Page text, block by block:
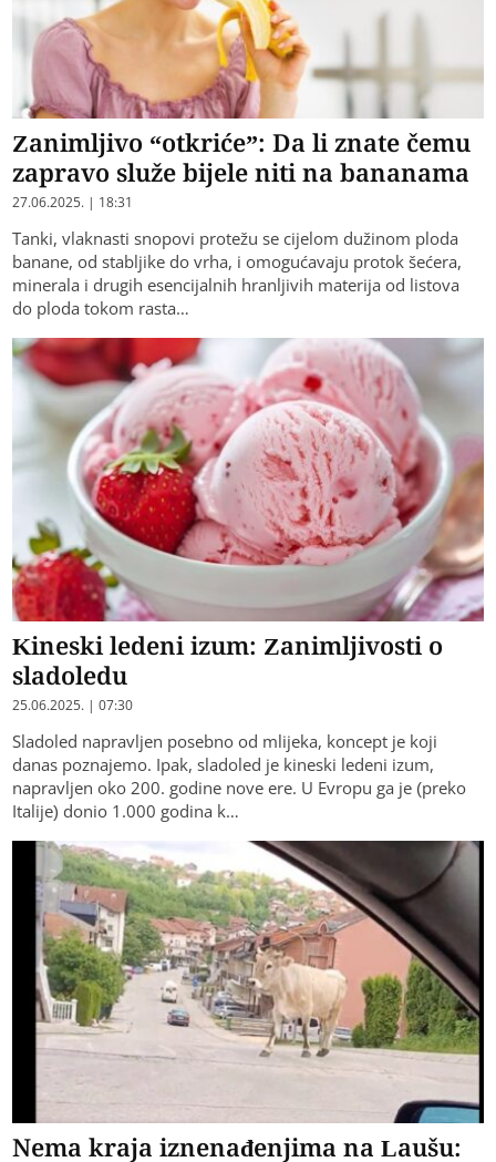
Zanimljivo “otkriće”: Da li znate čemu
zapravo služe bijele niti na bananama
27.06.2025. | 18:31
Tanki, vlaknasti snopovi protežu se cijelom dužinom ploda
banane, od stabljike do vrha, i omogućavaju protok šećera,
minerala i drugih esencijalnih hranljivih materija od listova
do ploda tokom rasta…
Kineski ledeni izum: Zanimljivosti o
sladoledu
25.06.2025. | 07:30
Sladoled napravljen posebno od mlijeka, koncept je koji
danas poznajemo. Ipak, sladoled je kineski ledeni izum,
napravljen oko 200. godine nove ere. U Evropu ga je (preko
Italije) donio 1.000 godina k…
Nema kraja iznenađenjima na Laušu: